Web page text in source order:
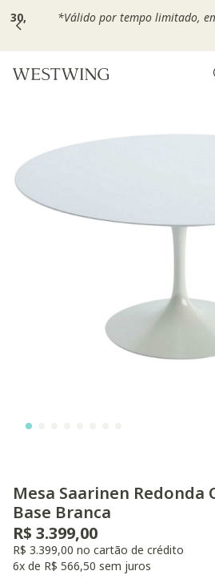
*Válido por tempo limitado, em
Mesa Saarinen Redonda
Base Branca
R$ 3.399,00
R$ 3.399,00 no cartão de crédito
6x de R$ 566,50 sem juros